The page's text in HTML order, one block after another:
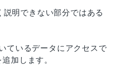
明できない部分ではある
ているデータにアクセスで
加します。